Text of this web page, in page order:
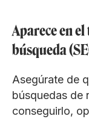
Aparece en
búsqueda
Asegúrate de
búsquedas de
conseguirlo,